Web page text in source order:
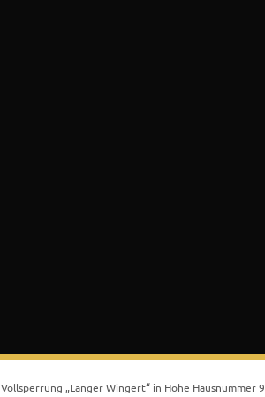
Vollsperrung „Langer Wingert“ in Höhe Hausnummer 9